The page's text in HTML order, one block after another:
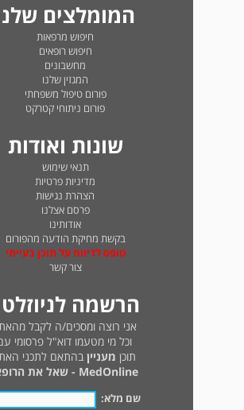
המומלצים
חיפוש מרפאות
חיפוש רופאים
מחשבונים
המגזין שלנו
פורום טיפול משפחתי
פורום ניתוחי קטרקט
שונות ואודות
תנאי שימוש
מדיניות פרטיות
הצהרת נגישות
פרסם אצלנו
אודותינו
בקשת מחיקת הודעה מהפורום
טופס לדיווח על תוכן בעייתי
צור קשר
הרשמה
אני רוצה ומסכים/ה לקבל
וכל מי מטעמו דוא"ל פרסומי
תוכן מעניין בהתאם לתכני
MedOnline - שאל את הרופא
שם מלא: